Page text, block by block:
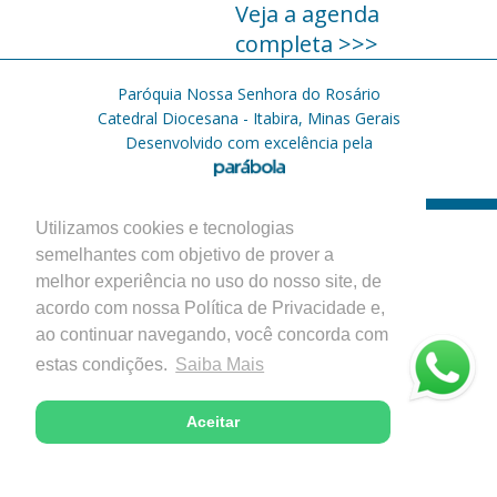
Utilizamos cookies e tecnologias
semelhantes com objetivo de prover a
melhor experiência no uso do nosso site, de
acordo com nossa Política de Privacidade e,
ao continuar navegando, você concorda com
estas condições. Saiba Mais
Aceitar
Veja a agenda
completa >>>
Paróquia Nossa Senhora do Rosário
Catedral Diocesana - Itabira, Minas Gerais
Desenvolvido com excelência pela